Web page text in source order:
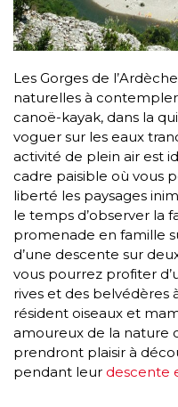
Les Gorges de
naturelles à
canoë-kayak, dans la
voguer sur les eaux
activité de plein air est
cadre paisible où vous
liberté les paysages
le temps d’observer la
promenade en famille
d’une descente sur
vous pourrez profiter
rives et des belvédères
résident oiseaux et
amoureux de la nature
prendront plaisir à
pendant leur descente